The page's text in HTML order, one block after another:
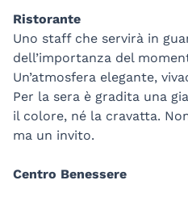
Ristorante
Uno staff che servirà in
dell’importanza del
Un’atmosfera elegante,
Per la sera è gradita una
il colore, né la cravatta.
ma un invito.
Centro Benessere